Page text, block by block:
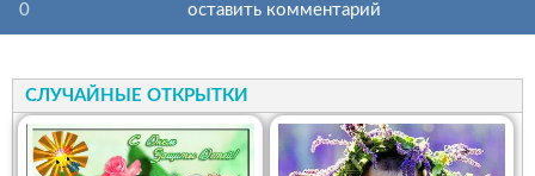
0 оставить комментарий
СЛУЧАЙНЫЕ ОТКРЫТКИ